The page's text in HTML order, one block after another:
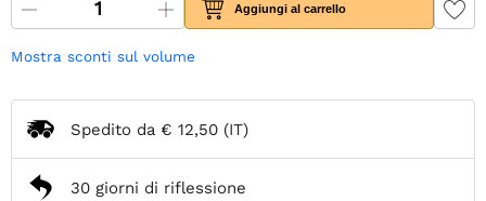
Aggiungi al carrello
Mostra sconti sul volume
Spedito da € 12,50 (IT)
30 giorni di riflessione